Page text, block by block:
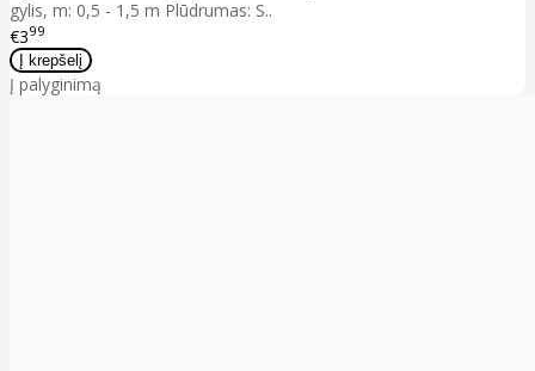
gylis, m: 0,5 - 1,5 m Plūdrumas: S..
€399
Į palyginimą